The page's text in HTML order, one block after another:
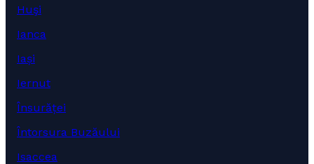
Huşi
Ianca
Iași
Iernut
Însurăței
Întorsura Buzăului
Isaccea